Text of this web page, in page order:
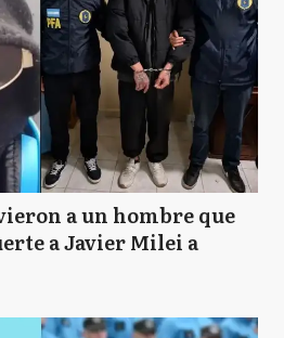
a un hombre que
a Javier Milei a